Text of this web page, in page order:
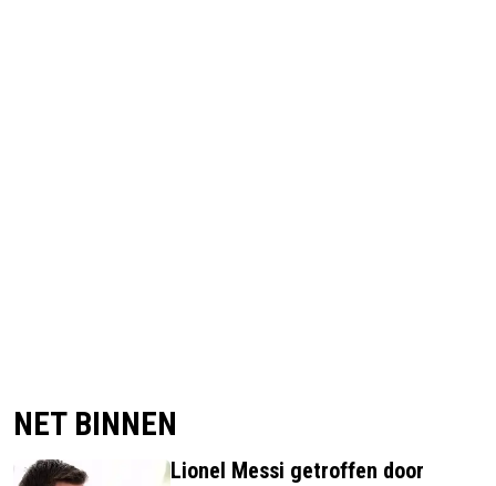
NET BINNEN
Lionel Messi getroffen door